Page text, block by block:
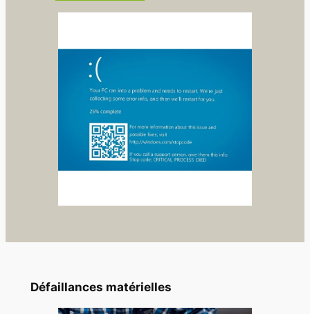
Défaillances matérielles